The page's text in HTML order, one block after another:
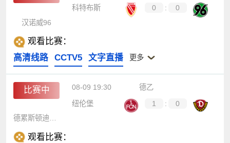
科特布斯
0 :
0
汉诺威96
观看比赛：
高清线路
CCTV5 文字直播 更多
比赛中 08-09 19:30
德乙
纽伦堡
1 :
0
德累斯顿迪纳摩
观看比赛：